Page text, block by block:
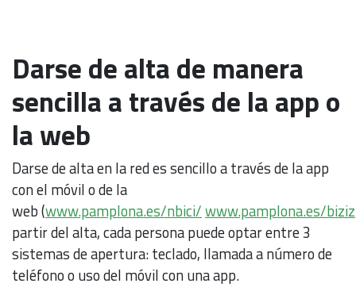
Darse de alta de manera
sencilla a través de la app o
la web
Darse de alta en la red es sencillo a través de la app
con el móvil o de la
web (www.pamplona.es/nbici/www.pamplona.es/biziz
partir del alta, cada persona puede optar entre 3
sistemas de apertura: teclado, llamada a número de
teléfono o uso del móvil con una app.